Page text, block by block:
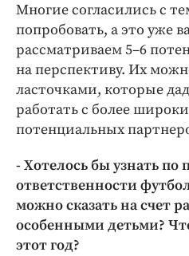
Многие согласились с
попробовать, а это уже
рассматриваем 5–6
на перспективу. Их
ласточками, которые
работать с более
потенциальных
- Хотелось бы узнать по
ответственности
можно сказать на счет
особенными детьми?
этот год?